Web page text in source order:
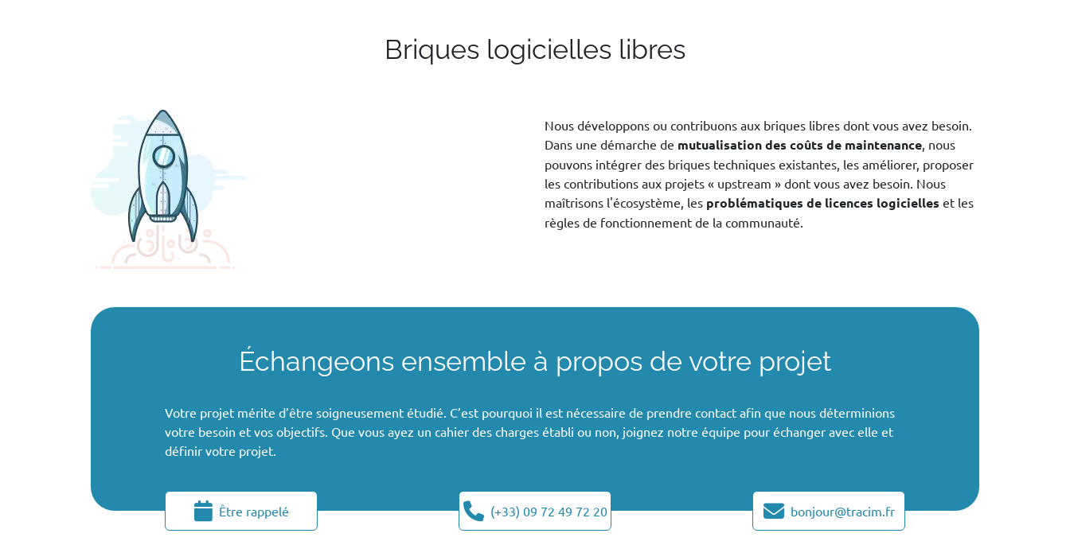
Briques logicielles libres
Nous développons ou contribuons aux briques libres dont vous avez besoin.
Dans une démarche de mutualisation des coûts de maintenance , nous
pouvons intégrer des briques techniques existantes, les améliorer, proposer
les contributions aux projets « upstream » dont vous avez besoin. Nous
maîtrisons l'écosystème, les problématiques de licences logicielles et les
règles de fonctionnement de la communauté.
Échangeons ensemble à propos de votre projet
Votre projet mérite d’être soigneusement étudié. C’est pourquoi il est nécessaire de prendre contact afin que nous déterminions
votre besoin et vos objectifs. Que vous ayez un cahier des charges établi ou non, joignez notre équipe pour échanger avec elle et
définir votre projet.
Être rappelé (+33) 09 72 49 72 20 bonjour@tracim.fr